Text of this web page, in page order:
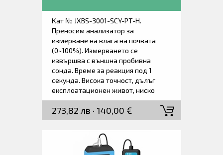
Кат № JXBS-3001-SCY-PT-H.
Преносим анализатор за
измерване на влага на почвата
(0~100%). Измерването се
извършва с външна пробивна
сонда. Време за реакция под 1
секунда. Висока точност, дълъг
експлоатационен живот, ниско
забавяне, стабилност и
автоматична температурна
компенсация. Голям екранен
енергия. Доставя се заедно с
измервателната пробивна сонда,
273,82 лв · 140,00 €